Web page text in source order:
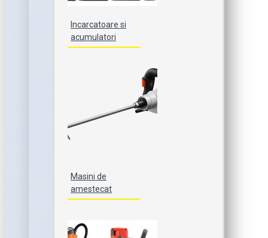
Incarcatoare si
acumulatori
Masini de
amestecat